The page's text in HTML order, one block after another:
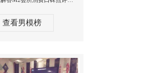
查看男模榜